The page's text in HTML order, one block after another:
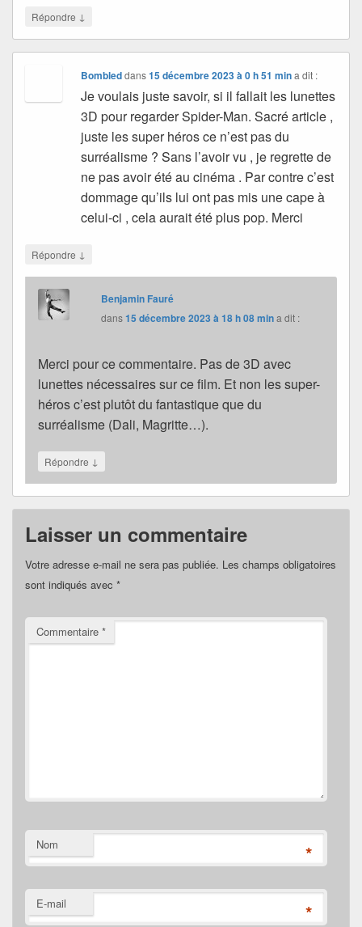
Répondre ↓
Bombleddans15 décembre 2023 à 0 h 51 min a dit :
Je voulais juste savoir, si il fallait les lunettes
3D pour regarder Spider-Man. Sacré article ,
juste les super héros ce n’est pas du
surréalisme ? Sans l’avoir vu , je regrette de
ne pas avoir été au cinéma . Par contre c’est
dommage qu’ils lui ont pas mis une cape à
celui-ci , cela aurait été plus pop. Merci
Répondre ↓
Benjamin Fauré
dans15 décembre 2023 à 18 h 08 mina dit :
Merci pour ce commentaire. Pas de 3D avec
lunettes nécessaires sur ce film. Et non les super-
héros c’est plutôt du fantastique que du
surréalisme (Dali, Magritte…).
Répondre ↓
Laisser un commentaire
Votre adresse e-mail ne sera pas publiée. Les champs obligatoires
sont indiqués avec *
Commentaire *
Nom *
E-mail *